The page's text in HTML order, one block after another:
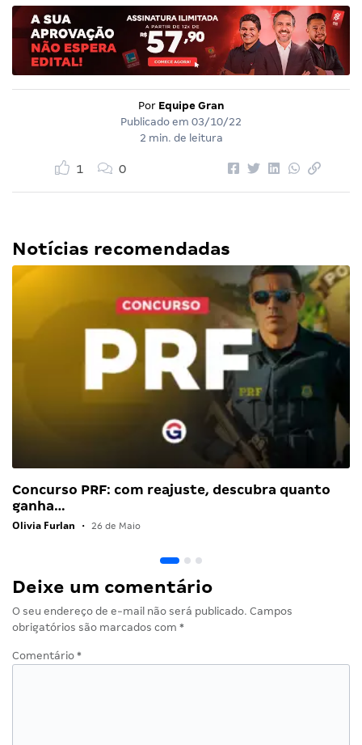
Por Equipe Gran
Publicado em 03/10/22
2 min. de leitura
1 0
Notícias recomendadas
Concurso PRF: com reajuste, descubra quanto
ganha…
Olivia Furlan • 26 de Maio
Deixe um comentário
O seu endereço de e-mail não será publicado. Campos
obrigatórios são marcados com *
Comentário *